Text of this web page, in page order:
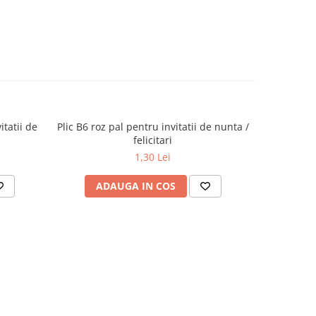
de
Plic B6 roz pal pentru invitatii de nunta /
felicitari
1,30 Lei
ADAUGA IN COS